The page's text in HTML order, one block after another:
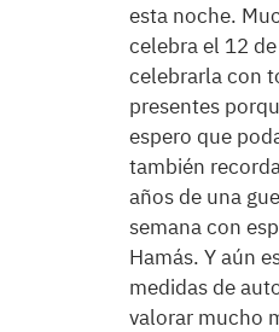
esta noche.
celebra el 12
celebrarla con
presentes
espero que
también
años de una
semana con
Hamás. Y aún
medidas de
valorar mucho